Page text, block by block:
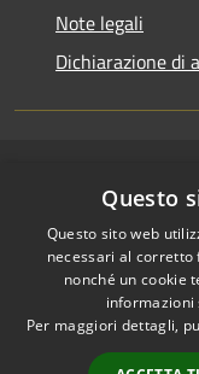
Note legali
Dichiarazione di
Accessibilità
Privacy
Cookie
Mappa del sito
Area riservata
amministratori
Questo
Questo sito web
necessari al corretto
nonché un cookie
informazioni
Per maggiori dettagli,